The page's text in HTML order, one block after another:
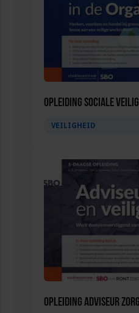
Opleiding Sociale
VEILIGHEID
Opleiding Adviseur